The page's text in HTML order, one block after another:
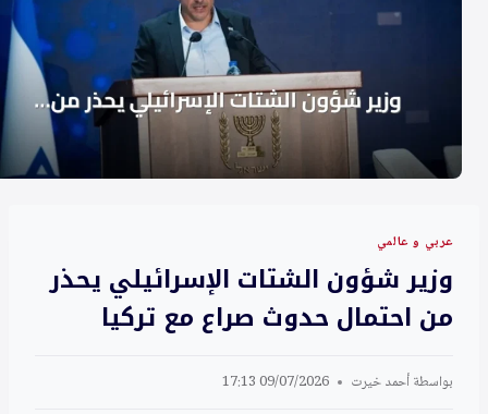
عربي و عالمي
وزير شؤون الشتات الإسرائيلي يحذر
من احتمال حدوث صراع مع تركيا
بواسطةأحمد خيرت 09/07/2026 17:13